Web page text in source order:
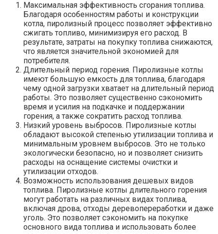
Максимальная эффективность сгорания топлива.
Благодаря особенностям работы и конструкции
котла, пиролизный процесс позволяет эффективно
сжигать топливо, минимизируя его расход. В
результате, затраты на покупку топлива снижаются,
что является значительной экономией для
потребителя.
Длительный период горения. Пиролизные котлы
имеют большую емкость для топлива, благодаря
чему одной загрузки хватает на длительный период
работы. Это позволяет существенно сэкономить
время и усилия на подкачке и поддержании
горения, а также сократить расход топлива.
Низкий уровень выбросов. Пиролизные котлы
обладают высокой степенью утилизации топлива и
минимальным уровнем выбросов. Это не только
экологически безопасно, но и позволяет снизить
расходы на оснащение системы очистки и
утилизации отходов.
Возможность использования дешевых видов
топлива. Пиролизные котлы длительного горения
могут работать на различных видах топлива,
включая дрова, отходы деревопереработки и даже
уголь. Это позволяет сэкономить на покупке
основного вида топлива и использовать более